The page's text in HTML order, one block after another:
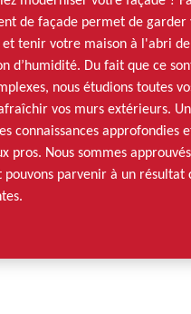
de façade permet de garder
et tenir votre maison à l'abri
d’humidité. Du fait que ce
nous étudions toutes
vos murs extérieurs.
connaissances approfondies
pros. Nous sommes
parvenir à un résultat